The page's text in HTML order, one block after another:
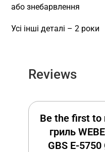
або знебарвлення
Усі інші деталі – 2 роки
Reviews
Be the first to
гриль
GBS E-